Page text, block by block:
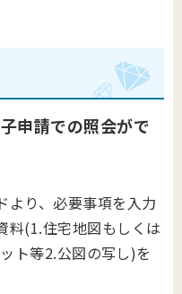
申請での照会がで
より、必要事項を入力
料(1.住宅地図もしくは
ト等2.公図の写し)を